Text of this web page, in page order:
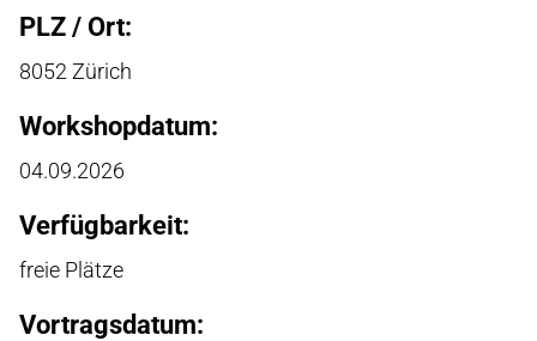
PLZ / Ort:
8052 Zürich
Workshopdatum:
04.09.2026
Verfügbarkeit:
freie Plätze
Vortragsdatum: